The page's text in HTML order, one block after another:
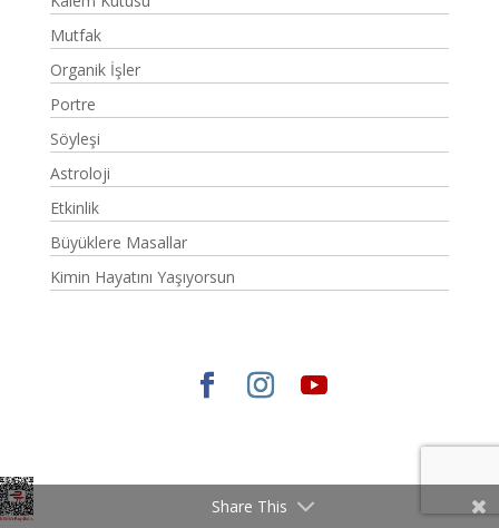
Mutfak
Organik İşler
Portre
Söyleşi
Astroloji
Etkinlik
Büyüklere Masallar
Kimin Hayatını Yaşıyorsun
Share This